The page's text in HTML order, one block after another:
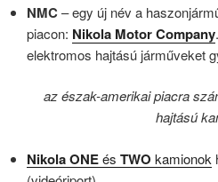
NMC– egy új név a
piacon: Nikola Motor Company
elektromos hajtású járműveket
az észak-amerikai piacra
hajtású
Nikola ONEés TWO kamionok